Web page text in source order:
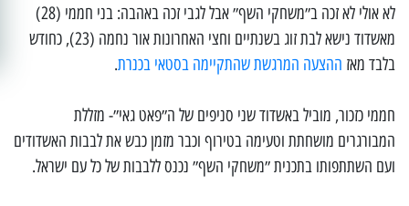
לא אולי לא זכה ב״משחקי השף״ אבל לגבי זכה באהבה: בני חממי (28)
מאשדוד נישא לבת זוג בשנתיים וחצי האחרונות אור נחמה (23), כחודש
בלבד מאז ההצעה המרגשת שהתקיימה בסטאי בכנרת.
חממי כזכור, מוביל באשדוד שני סניפים של ה״פאט גאי״- מזללת
המבורגרים מושחתת וטעימה בטירוף וכבר מזמן כבש את לבבות האשדודים
ועם השתתפותו בתכנית ״משחקי השף״ נכנס ללבבות של כל עם ישראל.